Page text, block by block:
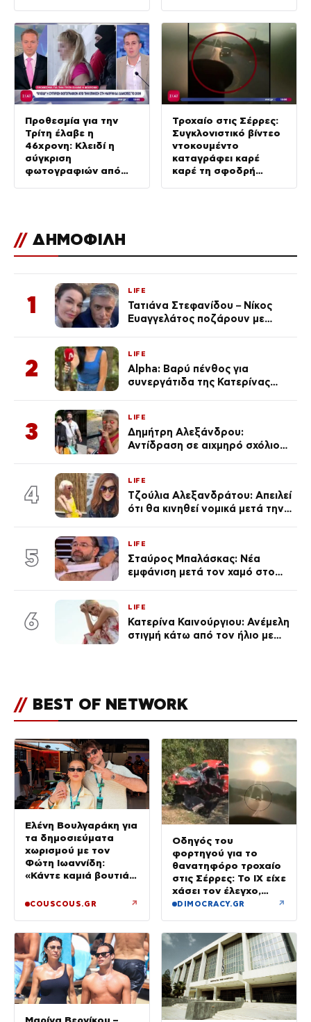
Προθεσμία για την
Τρίτη έλαβε η
46χρονη: Κλειδί η
σύγκριση
φωτογραφιών από
Τροχαίο στις Σέρρες:
Συγκλονιστικό βίντεο
ντοκουμέντο
καταγράφει καρέ
καρέ τη σφοδρή
// ΔΗΜΟΦΙΛΗ
1
LIFE
Τατιάνα Στεφανίδου – Νίκος
Ευαγγελάτος ποζάρουν με
2
LIFE
Alpha: Βαρύ πένθος για
συνεργάτιδα της Κατερίνας
του Θεού»
3
LIFE
Δημήτρη Αλεξάνδρου:
Αντίδραση σε αιχμηρό σχόλιο
4
LIFE
Τζούλια Αλεξανδράτου: Απειλεί
ότι θα κινηθεί νομικά μετά την
5
LIFE
Σταύρος Μπαλάσκας: Νέα
εμφάνιση μετά τον χαμό στο
6
LIFE
Κατερίνα Καινούργιου: Ανέμελη
στιγμή κάτω από τον ήλιο με
// BEST OF NETWORK
Ελένη Βουλγαράκη για
τα δημοσιεύματα
χωρισμού με τον
Φώτη Ιωαννίδη:
«Κάντε καμιά βουτιά
δροσιστείτε»
COUSCOUS.GR ↗
Οδηγός του
φορτηγού για το
θανατηφόρο τροχαίο
στις Σέρρες: Το ΙΧ είχε
χάσει τον έλεγχο,
έφυγε στο αντίθετο
DIMOCRACY.GR ↗